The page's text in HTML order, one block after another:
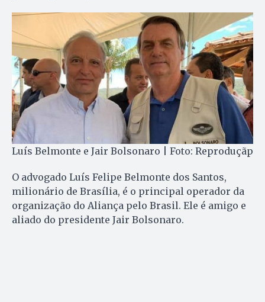
Luís Belmonte e Jair Bolsonaro | Foto: Reproduçãp
O advogado Luís Felipe Belmonte dos Santos,
milionário de Brasília, é o principal operador da
organização do Aliança pelo Brasil. Ele é amigo e
aliado do presidente Jair Bolsonaro.